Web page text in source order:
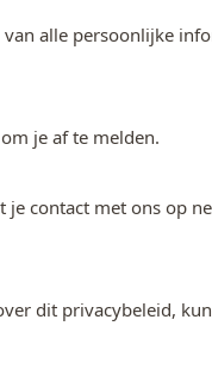
alle persoonlijke
je af te melden.
contact met ons op
dit privacybeleid,